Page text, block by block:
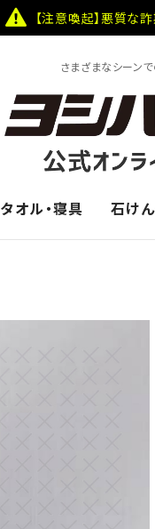
【注意喚起】悪質な
さまざまなシーン
タオル・寝具 石けん